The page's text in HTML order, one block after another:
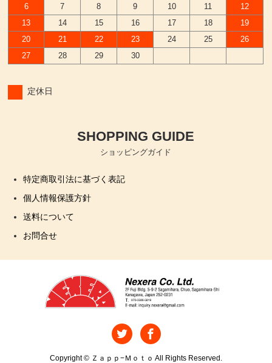
6
7 8 9 10 11
12
13
14 15 16 17 18
19
20
21 22 23 24 25
26
27
28 29 30
定休日
SHOPPING GUIDE
ショッピングガイド
特定商取引法に基づく表記
個人情報保護方針
送料について
お問合せ
Copyright © Ｚａｐｐ−Ｍｏｔｏ All Rights Reserved.